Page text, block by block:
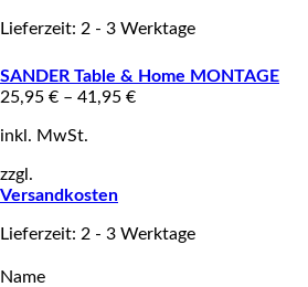
Lieferzeit: 2 - 3 Werktage
SANDER Table & Home MONTAGE
25,95 € – 41,95 €
inkl. MwSt.
zzgl.
Versandkosten
Lieferzeit: 2 - 3 Werktage
Name